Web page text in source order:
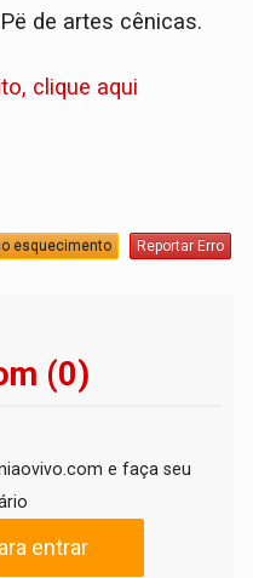
de artes cênicas.
clique aqui
esquecimento Reportar Erro
(0)
e faça seu
entrar